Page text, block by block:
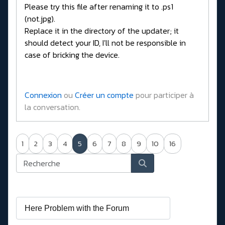
Please try this file after renaming it to .ps1
(not.jpg).
Replace it in the directory of the updater; it
should detect your ID, I'll not be responsible in
case of bricking the device.
Connexion ou Créer un compte pour participer à
la conversation.
1 2 3 4 5 6 7 8 9 10 16